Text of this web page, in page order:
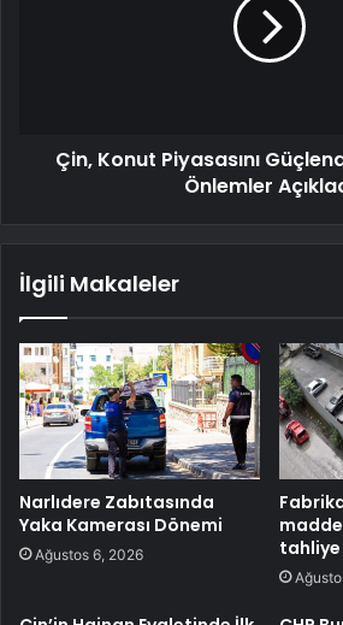
Çin, Konut Piyasasını
Önlemler
İlgili Makaleler
Narlıdere Zabıtasında
Yaka Kamerası Dönemi
Ağustos 6, 2026